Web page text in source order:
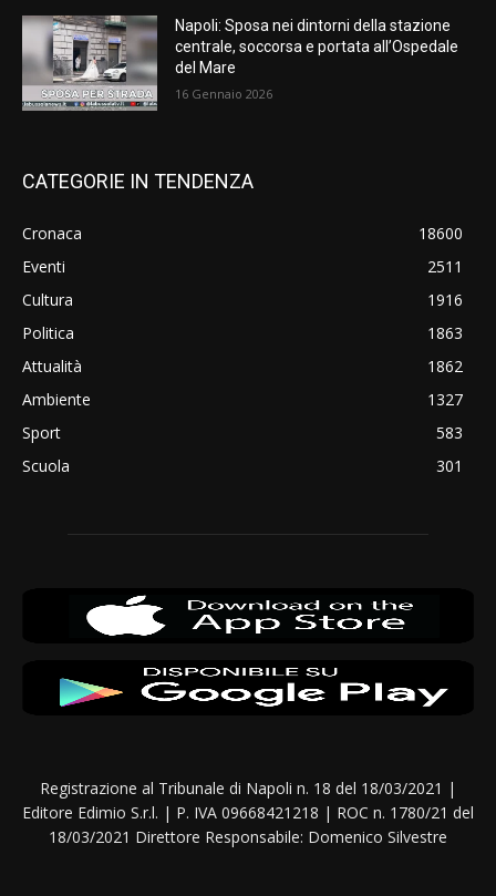
Napoli: Sposa nei dintorni della stazione
centrale, soccorsa e portata all’Ospedale
del Mare
16 Gennaio 2026
CATEGORIE IN TENDENZA
Cronaca
18600
Eventi
2511
Cultura
1916
Politica
1863
Attualità
1862
Ambiente
1327
Sport
583
Scuola
301
Registrazione al Tribunale di Napoli n. 18 del 18/03/2021 |
Editore Edimio S.r.l. | P. IVA 09668421218 | ROC n. 1780/21 del
18/03/2021 Direttore Responsabile: Domenico Silvestre